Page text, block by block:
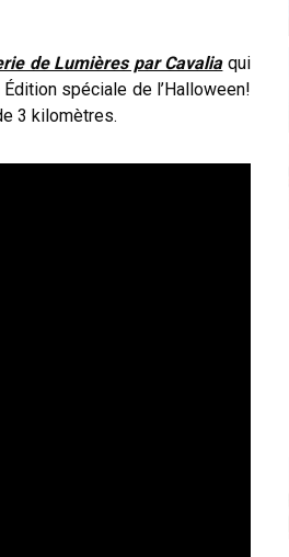
de Lumières par Cavaliaqui
Édition spéciale de l’Halloween!
3 kilomètres.